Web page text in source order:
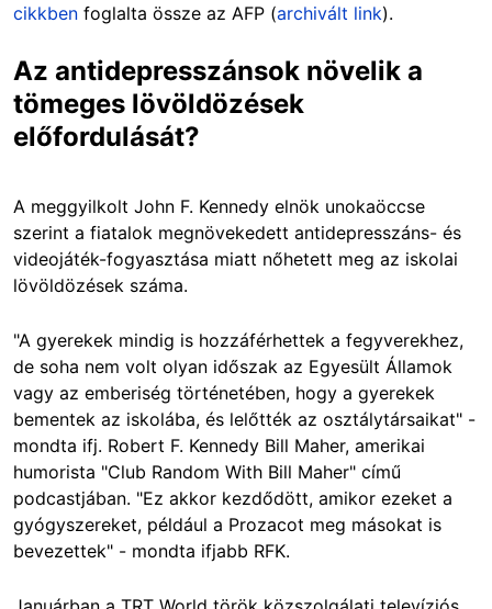
cikkben foglalta össze az AFP (archivált link).
Az antidepresszánsok növelik a
tömeges lövöldözések
előfordulását?
A meggyilkolt John F. Kennedy elnök unokaöccse
szerint a fiatalok megnövekedett antidepresszáns- és
videojáték-fogyasztása miatt nőhetett meg az iskolai
lövöldözések száma.
"A gyerekek mindig is hozzáférhettek a fegyverekhez,
de soha nem volt olyan időszak az Egyesült Államok
vagy az emberiség történetében, hogy a gyerekek
bementek az iskolába, és lelőtték az osztálytársaikat" -
mondta ifj. Robert F. Kennedy Bill Maher, amerikai
humorista "Club Random With Bill Maher" című
podcastjában. "Ez akkor kezdődött, amikor ezeket a
gyógyszereket, például a Prozacot meg másokat is
bevezettek" - mondta ifjabb RFK.